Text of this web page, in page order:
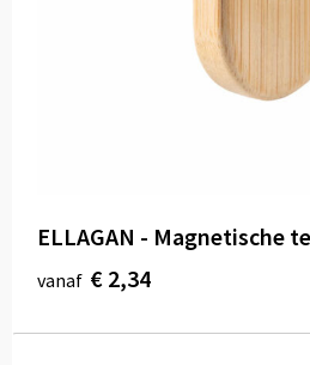
ELLAGAN - Magnetische
vanaf € 2,34